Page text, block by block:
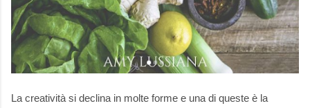
La creatività si declina in molte forme e una di queste è la